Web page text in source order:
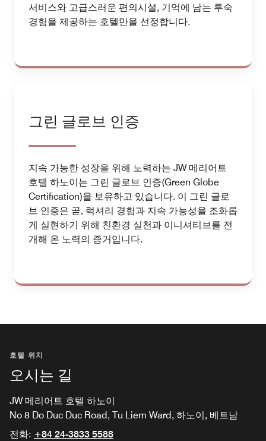
서비스와 고급스러운 편의시설, 기억에 남는 투숙
경험을 제공하는 호텔만을 선정합니다.
그린 글로브 인증
지속 가능한 성장을 위해 노력하는 JW 메리어트
호텔 하노이는 그린 글로브 인증(Green Globe
Certification)을 보유하고 있습니다. 이 그린 글로
브 인증은 곧, 럭셔리 경험과 지속 가능성을 조화롭
게 실현하기 위해 친환경 실천과 이니셔티브를 전
개해 온 노력의 증거입니다.
호텔 위치
오시는 길
JW 메리어트 호텔 하노이
No 8 Do Duc Duc Road, Tu Liem Ward, 하노이, 베트남
전화: +84 24-3833 5588